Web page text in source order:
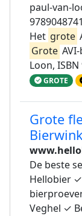
paul-van-
Het grote
Grote
Loon,
GROTE
Grote
De beste
Hellobier
Veghel ✓